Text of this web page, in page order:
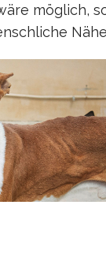
möglich,